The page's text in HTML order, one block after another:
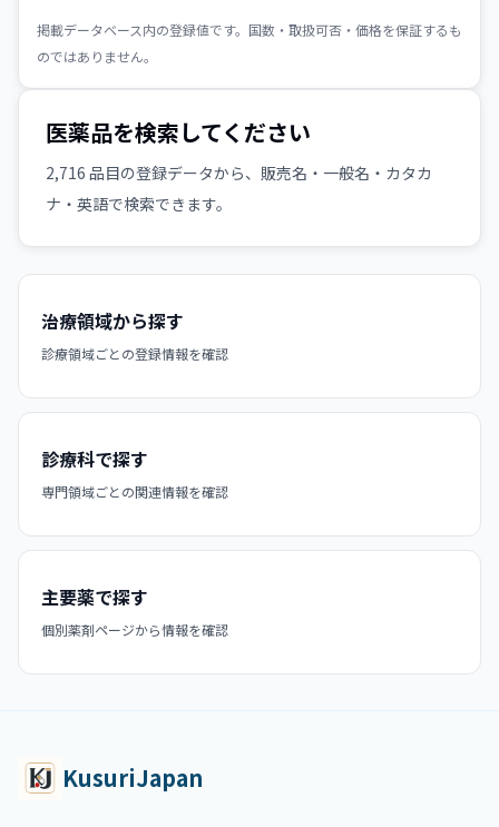
掲載データベース内の登録値です。国数・取扱可否・価格を保証するも
のではありません。
医薬品を検索してください
2,716 品目の登録データから、販売名・一般名・カタカ
ナ・英語で検索できます。
治療領域から探す
診療領域ごとの登録情報を確認
診療科で探す
専門領域ごとの関連情報を確認
主要薬で探す
個別薬剤ページから情報を確認
KusuriJapan